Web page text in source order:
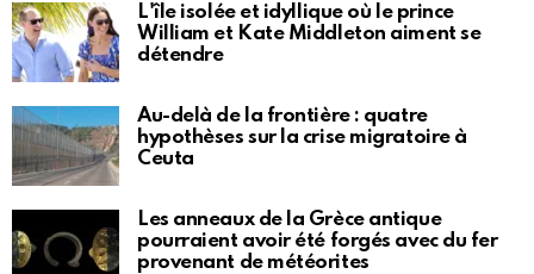
L'île isolée et idyllique où le prince
William et Kate Middleton aiment se
détendre
Au-delà de la frontière : quatre
hypothèses sur la crise migratoire à
Ceuta
Les anneaux de la Grèce antique
pourraient avoir été forgés avec du fer
provenant de météorites